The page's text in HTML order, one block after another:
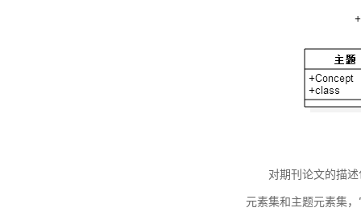
对期刊论文的描
元素集和主题元素集